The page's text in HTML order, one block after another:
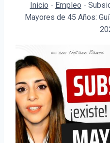
Inicio - Empleo -
Mayores de 45 Años: